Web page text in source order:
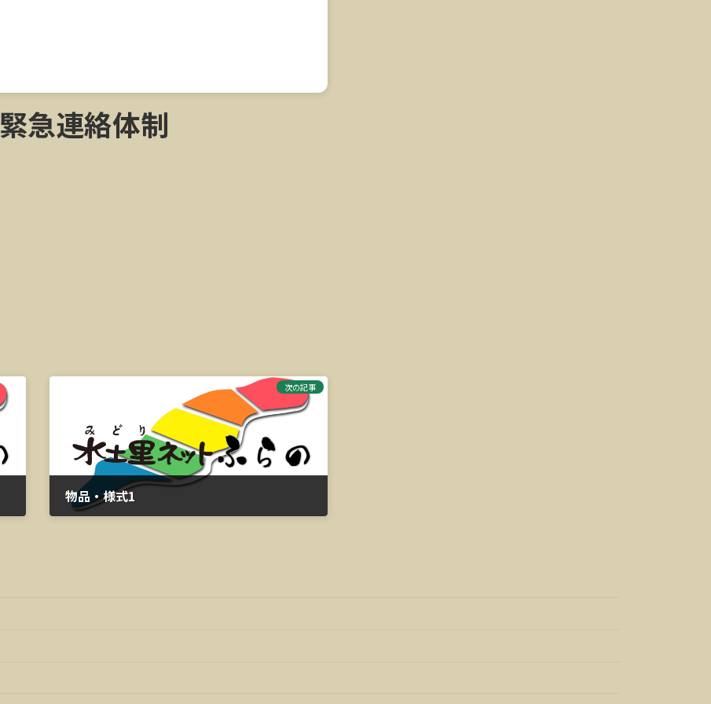
緊急連絡体制
次の記事
物品・様式1